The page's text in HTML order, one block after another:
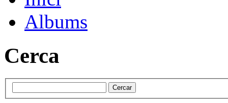
Albums
Cerca